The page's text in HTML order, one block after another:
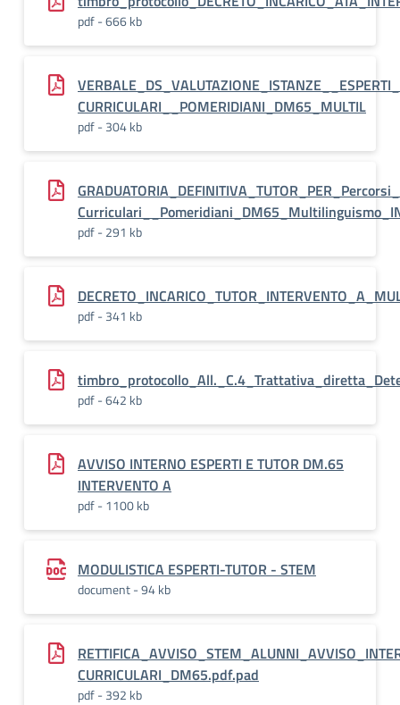
pdf - 666 kb
CURRICULARI__POMERIDIANI_DM65_MULTIL
pdf - 304 kb
pdf - 291 kb
pdf - 341 kb
pdf - 642 kb
AVVISO INTERNO ESPERTI E TUTOR DM.65
INTERVENTO A
pdf - 1100 kb
MODULISTICA ESPERTI-TUTOR - STEM
document - 94 kb
CURRICULARI_DM65.pdf.pad
pdf - 392 kb